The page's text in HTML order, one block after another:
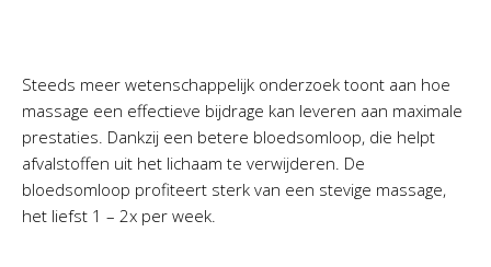
Steeds meer wetenschappelijk onderzoek toont aan hoe
massage een effectieve bijdrage kan leveren aan maximale
prestaties. Dankzij een betere bloedsomloop, die helpt
afvalstoffen uit het lichaam te verwijderen. De
bloedsomloop profiteert sterk van een stevige massage,
het liefst 1 – 2x per week.